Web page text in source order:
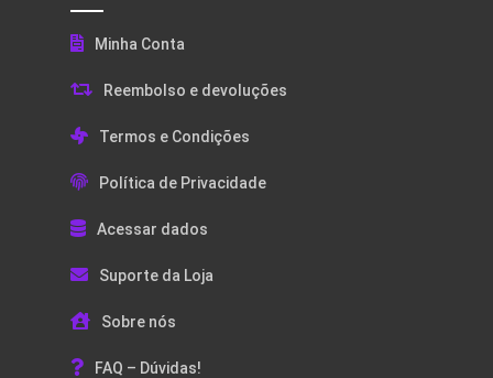
Minha Conta
Reembolso e devoluções
Termos e Condições
Política de Privacidade
Acessar dados
Suporte da Loja
Sobre nós
FAQ – Dúvidas!